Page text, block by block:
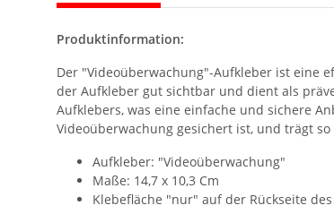
Produktinformation:
Der "Videoüberwachung"-Aufkleber ist eine
der Aufkleber gut sichtbar und dient als
Aufklebers, was eine einfache und sichere
Videoüberwachung gesichert ist, und trägt
Aufkleber: "Videoüberwachung"
Maße: 14,7 x 10,3 Cm
Klebefläche "nur" auf der Rückseite